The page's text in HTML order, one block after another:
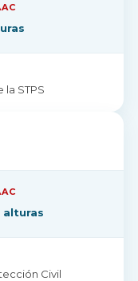
STPS
alturas
Civil